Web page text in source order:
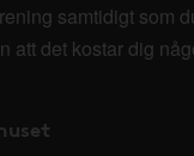
samtidigt som
att det kostar dig